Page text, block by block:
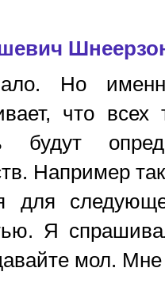
Но
что
будут
Например
для
Я
мол. Мне